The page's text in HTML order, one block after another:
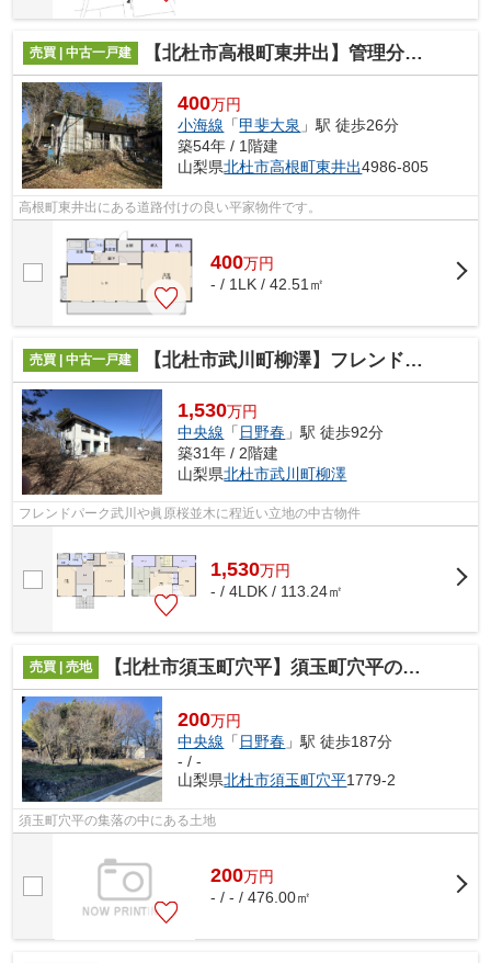
売買 | 中古一戸建 【北杜市高根町東井出】管理分譲地内にあるコンパクトな平家
400万円
小海線 「甲斐大泉 」駅 徒歩26分
築54年 / 1階建
山梨県北杜市高根町東井出4986-805
高根町東井出にある道路付けの良い平家物件です。
400万円
- / 1LK / 42.51㎡
売買 | 中古一戸建 【北杜市武川町柳澤】フレンドパーク武川に近い４LDK
1,530万円
中央線 「 日野春 」駅 徒歩92分
築31年 / 2階建
山梨県北杜市武川町柳澤
フレンドパーク武川や眞原桜並木に程近い立地の中古物件
1,530万円
- / 4LDK / 113.24㎡
売買 | 売地 【北杜市須玉町穴平】須玉町穴平の集落内にある土地
200万円
中央線 「 日野春 」駅 徒歩187分
- / -
山梨県北杜市須玉町穴平1779-2
須玉町穴平の集落の中にある土地
200万円
- / - / 476.00㎡